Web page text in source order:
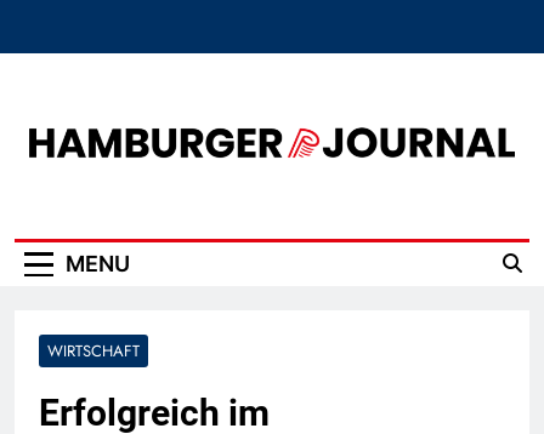
MENU
WIRTSCHAFT
Erfolgreich im